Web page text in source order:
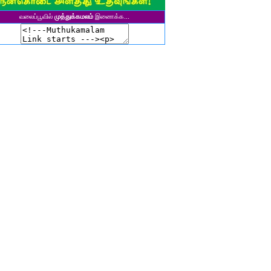
தனசேகரன்
ஹரிஹரன்
வலைப்பூவில் முத்துக்கமலம் இணைக்க...